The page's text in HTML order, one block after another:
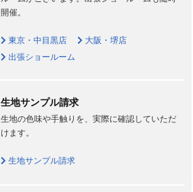
開催。
東京・中目黒店
大阪・堺店
出張ショールーム
生地サンプル請求
生地の色味や手触りを、実際に確認していただ
けます。
生地サンプル請求